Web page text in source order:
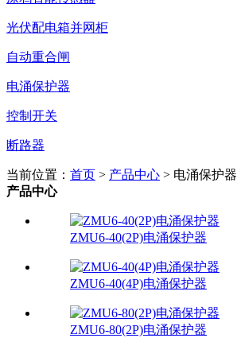
光伏配电箱并网柜
自动重合闸
电涌保护器
控制开关
断路器
当前位置： 首页 > 产品中心 > 电涌保护器
产品中心
ZMU6-40(2P)电涌保护器
ZMU6-40(4P)电涌保护器
ZMU6-80(2P)电涌保护器